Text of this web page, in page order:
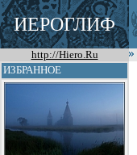
ИЕРОГЛИФ
http://Hiero.Ru
ИЗБРАННОЕ